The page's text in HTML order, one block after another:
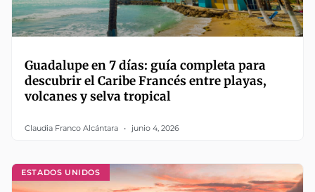
Guadalupe en 7 días: guía completa para
descubrir el Caribe Francés entre playas,
volcanes y selva tropical
Claudia Franco Alcántara junio 4, 2026
ESTADOS UNIDOS